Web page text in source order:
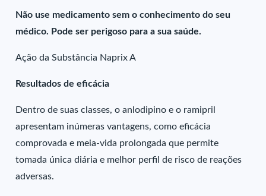
Não use medicamento sem o conhecimento do seu
médico. Pode ser perigoso para a sua saúde.
Ação da Substância Naprix A
Resultados de eficácia
Dentro de suas classes, o anlodipino e o ramipril
apresentam inúmeras vantagens, como eficácia
comprovada e meia-vida prolongada que permite
tomada única diária e melhor perfil de risco de reações
adversas.